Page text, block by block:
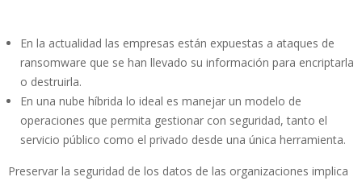
En la actualidad las empresas están expuestas a ataques de
ransomware que se han llevado su información para encriptarla
o destruirla.
En una nube híbrida lo ideal es manejar un modelo de
operaciones que permita gestionar con seguridad, tanto el
servicio público como el privado desde una única herramienta.
Preservar la seguridad de los datos de las organizaciones implica